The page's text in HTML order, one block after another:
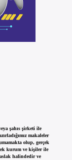
şahıs şirketi ile
makaleler
olup, gerçek
kurum ve kişiler ile
halindedir ve